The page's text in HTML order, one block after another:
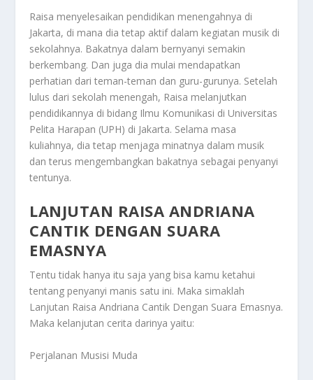
Raisa menyelesaikan pendidikan menengahnya di
Jakarta, di mana dia tetap aktif dalam kegiatan musik di
sekolahnya. Bakatnya dalam bernyanyi semakin
berkembang. Dan juga dia mulai mendapatkan
perhatian dari teman-teman dan guru-gurunya. Setelah
lulus dari sekolah menengah, Raisa melanjutkan
pendidikannya di bidang Ilmu Komunikasi di Universitas
Pelita Harapan (UPH) di Jakarta. Selama masa
kuliahnya, dia tetap menjaga minatnya dalam musik
dan terus mengembangkan bakatnya sebagai penyanyi
tentunya.
LANJUTAN RAISA ANDRIANA
CANTIK DENGAN SUARA
EMASNYA
Tentu tidak hanya itu saja yang bisa kamu ketahui
tentang penyanyi manis satu ini. Maka simaklah
Lanjutan Raisa Andriana Cantik Dengan Suara Emasnya.
Maka kelanjutan cerita darinya yaitu:
Perjalanan Musisi Muda